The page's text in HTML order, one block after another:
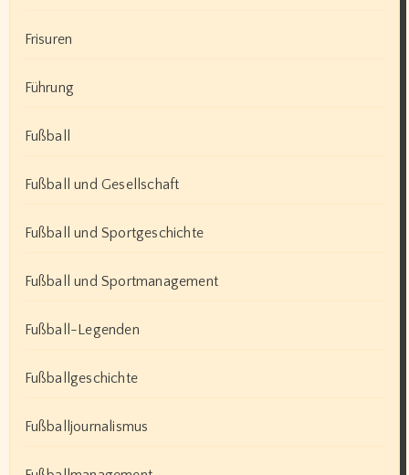
Frisuren
Führung
Fußball
Fußball und Gesellschaft
Fußball und Sportgeschichte
Fußball und Sportmanagement
Fußball-Legenden
Fußballgeschichte
Fußballjournalismus